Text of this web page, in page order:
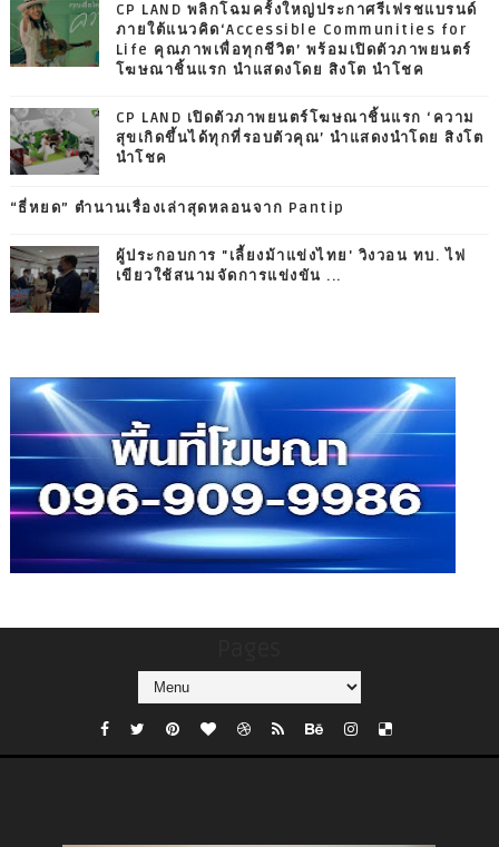
CP LAND พลิกโฉมครั้งใหญ่ประกาศรีเฟรชแบรนด์
ภายใต้แนวคิด‘Accessible Communities for
Life คุณภาพเพื่อทุกชีวิต’ พร้อมเปิดตัวภาพยนตร์
โฆษณาชิ้นแรก นำแสดงโดย สิงโต นำโชค
CP LAND เปิดตัวภาพยนตร์โฆษณาชิ้นแรก ‘ความ
สุขเกิดขึ้นได้ทุกที่รอบตัวคุณ’ นำแสดงนำโดย สิงโต
นำโชค
“ธี่หยด” ตำนานเรื่องเล่าสุดหลอนจาก Pantip
ผู้ประกอบการ "เลี้ยงม้าแข่งไทย' วิงวอน ทบ. ไฟ
เขียวใช้สนามจัดการแข่งขัน ...